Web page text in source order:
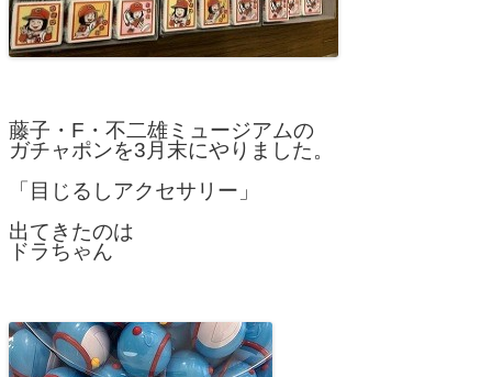
藤子・F・不二雄ミュージアムの
ガチャポンを3月末にやりました。
「目じるしアクセサリー」
出てきたのは
ドラちゃん